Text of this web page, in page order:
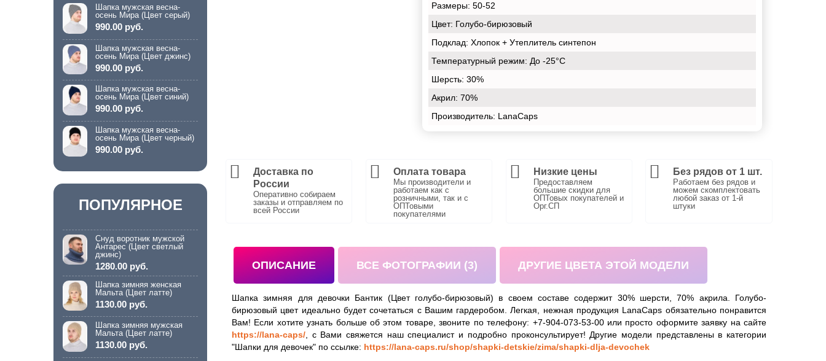
Размеры: 50-52
Цвет: Голубо-бирюзовый
Подклад: Хлопок + Утеплитель синтепон
Температурный режим: До -25°С
Шерсть: 30%
Акрил: 70%
Производитель: LanaCaps
Доставка по
России
Оперативно собираем
заказы и отправляем по
всей России
Оплата товара
Мы производители и
работаем как с
розничными, так и с
ОПТовыми
покупателями
Низкие цены
Предоставляем
большие скидки для
ОПТовых покупателей и
Орг.СП
Без рядов от 1 шт.
Работаем без рядов и
можем скомплектовать
любой заказ от 1-й
штуки
ОПИСАНИЕ ВСЕ ФОТОГРАФИИ (3) ДРУГИЕ ЦВЕТА ЭТОЙ МОДЕЛИ
Шапка зимняя для девочки Бантик (Цвет голубо-бирюзовый) в своем составе содержит 30% шерсти, 70% акрила. Голубо-
бирюзовый цвет идеально будет сочетаться с Вашим гардеробом. Легкая, нежная продукция LanaCaps обязательно понравится
Вам! Если хотите узнать больше об этом товаре, звоните по телефону: +7-904-073-53-00 или просто оформите заявку на сайте
https://lana-caps/, с Вами свяжется наш специалист и подробно проконсультирует! Другие модели представлены в категории
"Шапки для девочек" по ссылке: https://lana-caps.ru/shop/shapki-detskie/zima/shapki-dlja-devochek
Шапка мужская весна-
осень Мира (Цвет серый)
990.00 руб.
Шапка мужская весна-
осень Мира (Цвет джинс)
990.00 руб.
Шапка мужская весна-
осень Мира (Цвет синий)
990.00 руб.
Шапка мужская весна-
осень Мира (Цвет черный)
990.00 руб.
ПОПУЛЯРНОЕ
Снуд воротник мужской
Антарес (Цвет светлый
джинс)
1280.00 руб.
Шапка зимняя женская
Мальта (Цвет латте)
1130.00 руб.
Шапка зимняя мужская
Мальта (Цвет латте)
1130.00 руб.